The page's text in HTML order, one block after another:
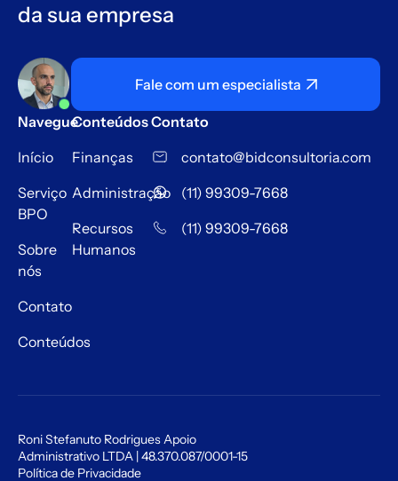
da sua empresa
Fale com um especialista
Navegue
Início
Serviço
BPO
Sobre
nós
Contato
Conteúdos
Conteúdos
Finanças
Administração
Recursos
Humanos
Contato
contato@bidconsultoria.com
(11) 99309-7668
(11) 99309-7668
Roni Stefanuto Rodrigues Apoio
Administrativo LTDA | 48.370.087/0001-15
Política de Privacidade